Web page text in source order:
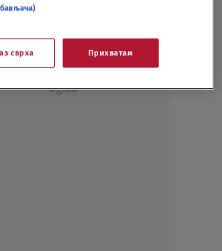
Oglas
сврха Прихватам